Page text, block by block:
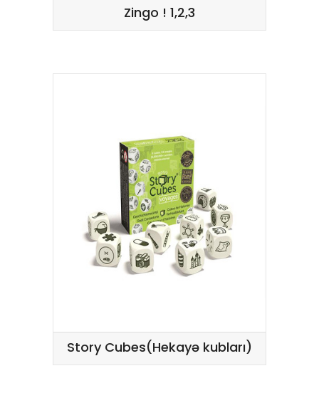
Zingo ! 1,2,3
Story Cubes(Hekayə kubları)